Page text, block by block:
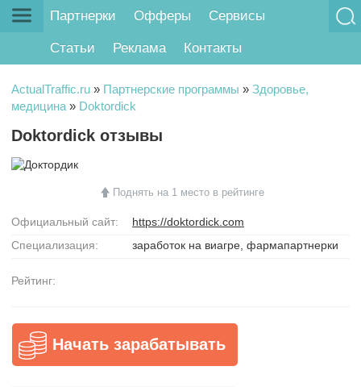
Партнерки Офферы Сервисы
Статьи Реклама Контакты
ActualTraffic.ru » Партнерские программы » Здоровье,
медицина » Doktordick
Doktordick отзывы
Поднять на 1 место в рейтинге
Официальный сайт:
https://doktordick.com
Специализация:
заработок на виагре фармапартнерки
Рейтинг:
Начать зарабатывать